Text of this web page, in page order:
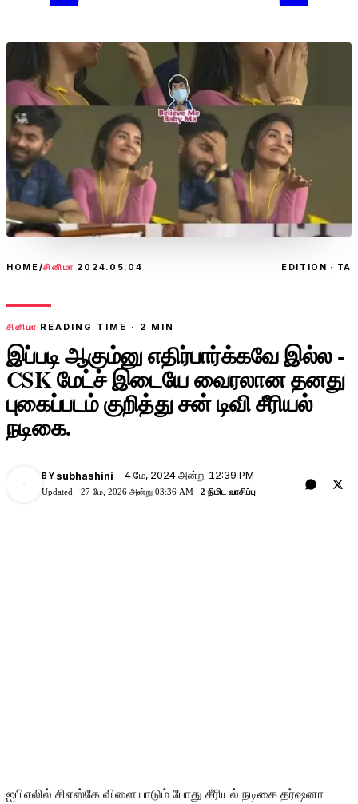
HOME/சினிமா 2024.05.04 EDITION · TA
சினிமா READING TIME · 2 MIN
இப்படி ஆகும்னு எதிர்பார்க்கவே இல்ல -
CSK மேட்ச் இடையே வைரலான தனது
புகைப்படம் குறித்து சன் டிவி சீரியல்
நடிகை.
BY subhashini 4 மே, 2024 அன்று 12:39 PM
Updated · 27 மே, 2026 அன்று 03:36 AM 2 நிமிட வாசிப்பு
ஐபிஎலில் சிஎஸ்கே விளையாடும் போது சீரியல் நடிகை தர்ஷனா